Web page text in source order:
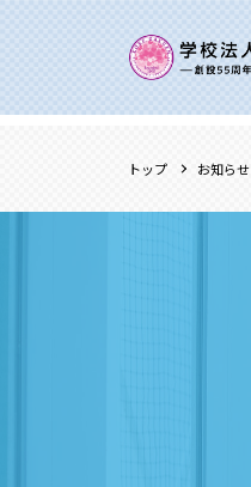
トップ お知らせ